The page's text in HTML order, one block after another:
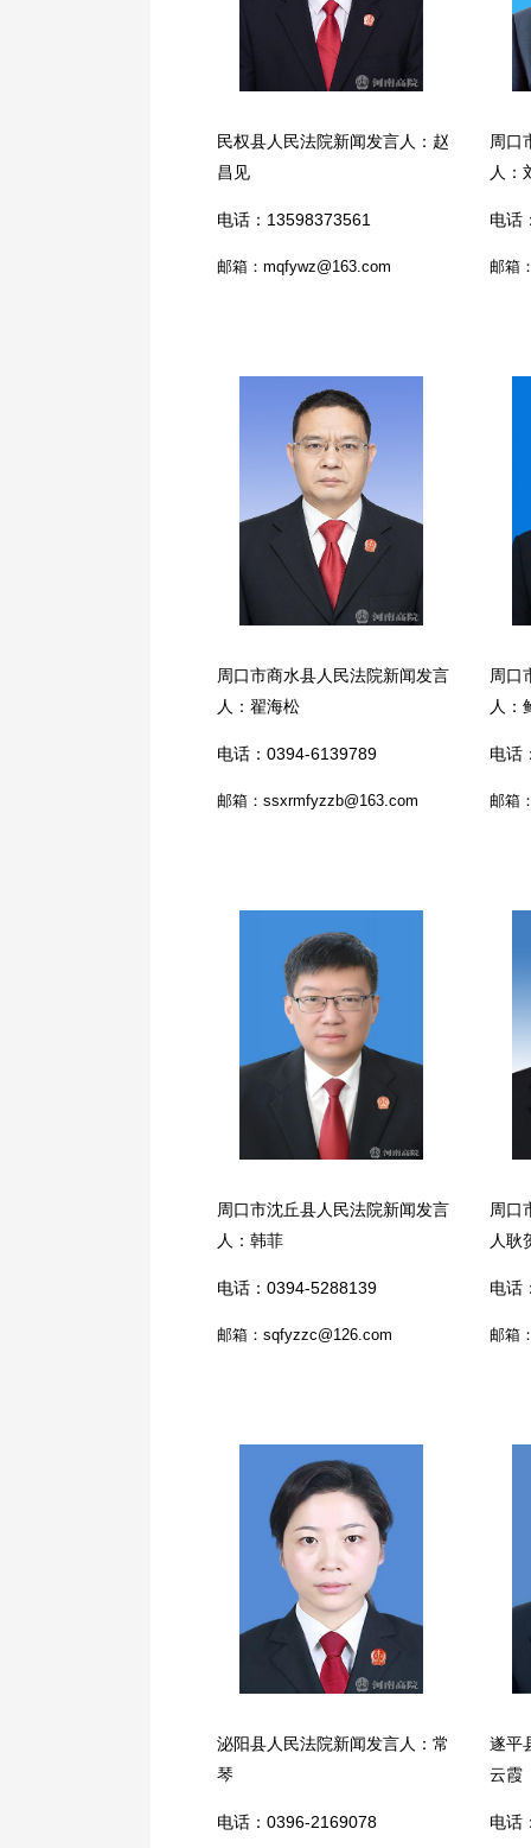
民权县人民法院新闻发言人：赵
昌见
电话：13598373561
邮箱：mqfywz@163.com
周口
人：
电话
邮箱
周口市商水县人民法院新闻发言
人：翟海松
电话：0394-6139789
邮箱：ssxrmfyzzb@163.com
周口
人：
电话
邮箱
周口市沈丘县人民法院新闻发言
人：韩菲
电话：0394-5288139
邮箱：sqfyzzc@126.com
周口
人耿
电话
邮箱
泌阳县人民法院新闻发言人：常
琴
电话：0396-2169078
遂平
云霞
电话